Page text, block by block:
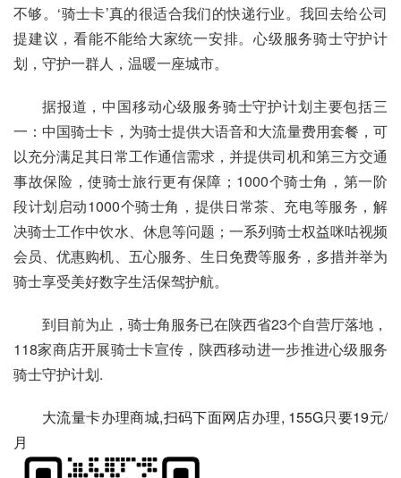
不够。‘骑士卡’真的很适合我们的快递行业。我回去给公司
提建议，看能不能给大家统一安排。心级服务骑士守护计
划，守护一群人，温暖一座城市。
据报道，中国移动心级服务骑士守护计划主要包括三
一：中国骑士卡，为骑士提供大语音和大流量费用套餐，可
以充分满足其日常工作通信需求，并提供司机和第三方交通
事故保险，使骑士旅行更有保障；1000个骑士角，第一阶
段计划启动1000个骑士角，提供日常茶、充电等服务，解
决骑士工作中饮水、休息等问题；一系列骑士权益咪咕视频
会员、优惠购机、五心服务、生日免费等服务，多措并举为
骑士享受美好数字生活保驾护航。
到目前为止，骑士角服务已在陕西省23个自营厅落地，
118家商店开展骑士卡宣传， 陕西移动进一步推进心级服务
骑士守护计划.
大流量卡办理商城,扫码下面网店办理, 155G只要19元/
月